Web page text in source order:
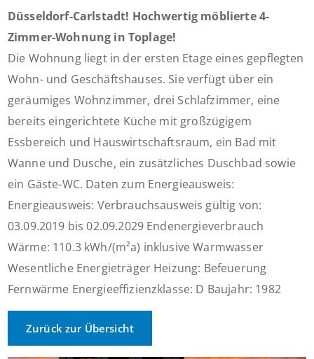
Düsseldorf-Carlstadt! Hochwertig möblierte 4-
Zimmer-Wohnung in Toplage!
Die Wohnung liegt in der ersten Etage eines gepflegten
Wohn- und Geschäftshauses. Sie verfügt über ein
geräumiges Wohnzimmer, drei Schlafzimmer, eine
bereits eingerichtete Küche mit großzügigem
Essbereich und Hauswirtschaftsraum, ein Bad mit
Wanne und Dusche, ein zusätzliches Duschbad sowie
ein Gäste-WC. Daten zum Energieausweis:
Energieausweis: Verbrauchsausweis gültig von:
03.09.2019 bis 02.09.2029 Endenergieverbrauch
Wärme: 110.3 kWh/(m²a) inklusive Warmwasser
Wesentliche Energieträger Heizung: Befeuerung
Fernwärme Energieeffizienzklasse: D Baujahr: 1982
Zurück zur Übersicht